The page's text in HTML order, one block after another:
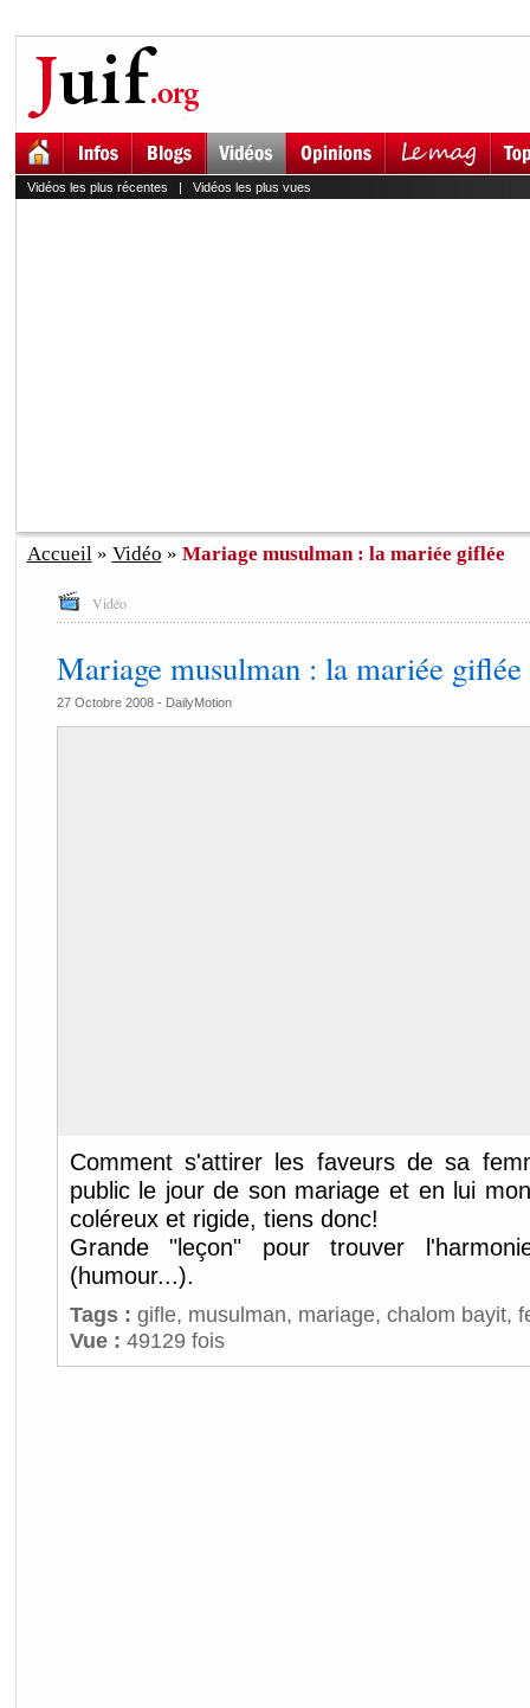
Vidéos les plus récentes | Vidéos les plus vues
Accueil» Vidéo » Mariage musulman : la mariée giflée
Vidéo
Mariage musulman : la mariée giflée
27 Octobre 2008 - DailyMotion
Comment s'attirer les faveurs de sa
public le jour de son mariage et en lui
coléreux et rigide, tiens donc!
Grande "leçon" pour trouver
(humour...).
Tags : gifle, musulman, mariage, chalom bayit,
Vue : 49129 fois